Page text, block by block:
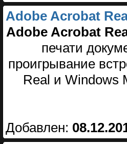
Adobe Acrobat
Adobe Acrobat
печати
проигрывание
Real и Windows
Добавлен: